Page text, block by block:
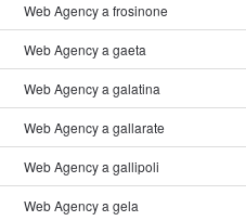
Web Agency a frosinone
Web Agency a gaeta
Web Agency a galatina
Web Agency a gallarate
Web Agency a gallipoli
Web Agency a gela